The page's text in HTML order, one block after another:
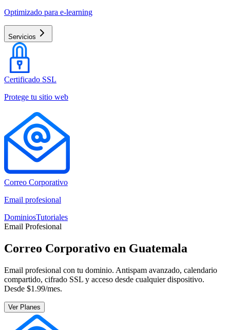
Optimizado para e-learning
Servicios
Certificado SSL
Protege tu sitio web
Correo Corporativo
Email profesional
DominiosTutoriales
Email Profesional
Correo Corporativo en Guatemala
Email profesional con tu dominio. Antispam avanzado, calendario
compartido, cifrado SSL y acceso desde cualquier dispositivo.
Desde $1.99/mes.
Ver Planes